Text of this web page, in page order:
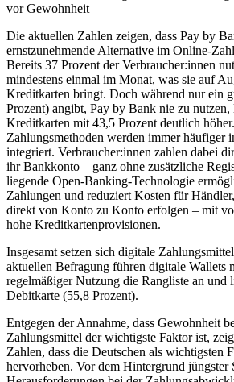
vor Gewohnheit
Die aktuellen Zahlen zeigen, dass Pay by
ernstzunehmende Alternative im Online-
Bereits 37 Prozent der Verbraucher:innen
mindestens einmal im Monat, was sie auf
Kreditkarten bringt. Doch während nur ein
Prozent) angibt, Pay by Bank nie zu nutzen,
Kreditkarten mit 43,5 Prozent deutlich
Zahlungsmethoden werden immer häufiger
integriert. Verbraucher:innen zahlen dabei
ihr Bankkonto – ganz ohne zusätzliche
liegende Open-Banking-Technologie
Zahlungen und reduziert Kosten für
direkt von Konto zu Konto erfolgen – mit
hohe Kreditkartenprovisionen.
Insgesamt setzen sich digitale
aktuellen Befragung führen digitale Wallets
regelmäßiger Nutzung die Rangliste an und
Debitkarte (55,8 Prozent).
Entgegen der Annahme, dass Gewohnheit
Zahlungsmittel der wichtigste Faktor ist,
Zahlen, dass die Deutschen als wichtigsten
hervorheben. Vor dem Hintergrund jüngster